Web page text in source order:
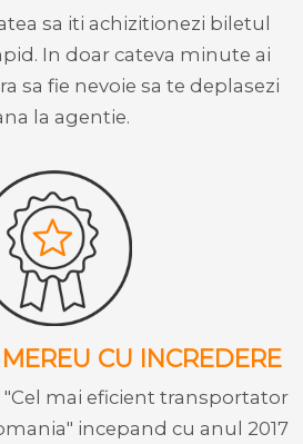
sa iti achizitionezi biletul
In doar cateva minute ai
sa fie nevoie sa te deplasezi
la agentie.
CU INCREDERE
mai eficient transportator
incepand cu anul 2017